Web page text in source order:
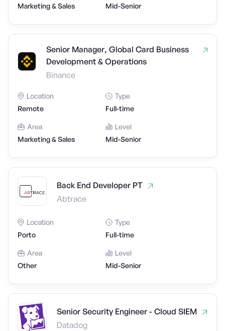
Marketing & Sales
Mid-Senior
Senior Manager, Global Card Business
Development & Operations
Binance
Location
Remote
Type
Full-time
Area
Marketing & Sales
Level
Mid-Senior
Back End Developer PT
Abtrace
Location
Porto
Type
Full-time
Area
Other
Level
Mid-Senior
Senior Security Engineer - Cloud SIEM
Datadog